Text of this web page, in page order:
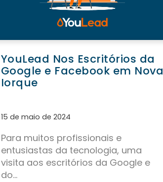
YouLead Nos Escritórios da
Google e Facebook em Nova
Iorque
15 de maio de 2024
Para muitos profissionais e
entusiastas da tecnologia, uma
visita aos escritórios da Google e
do...